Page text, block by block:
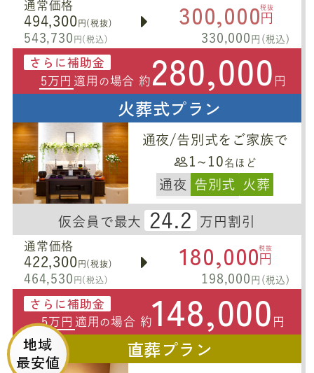
通常価格
494,300 円(税抜)
543,730 円(税込)
300,000税抜
円
330,000 円(税込)
さらに補助金
5万円 適用 の 場合 約 280,000 円
火葬式プラン
通夜/告別式をご家族で
1~10 名ほど
通夜 告別式 火葬
仮会員で最大 24.2 万円割引
通常価格
422,300 円(税抜)
464,530 円(税込)
180,000税抜
円
198,000 円(税込)
さらに補助金
5万円 適用 の 場合 約148,000 円
地域
最安値
直葬プラン